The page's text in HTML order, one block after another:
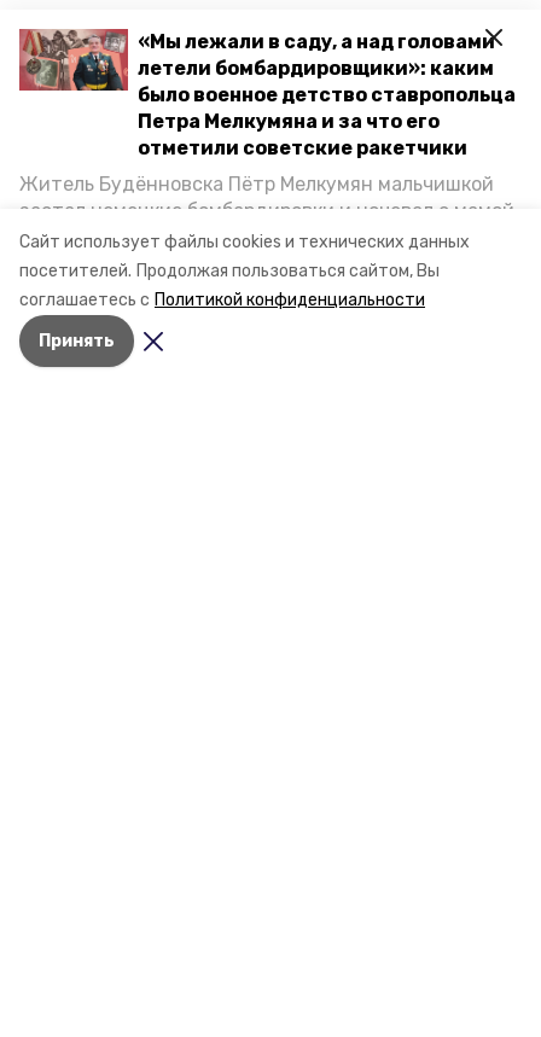
Сайт использует файлы cookies и технических данных
посетителей. Продолжая пользоваться сайтом, Вы
соглашаетесь с Политикой конфиденциальности
Принять
«Мы лежали в саду, а над головами
летели бомбардировщики»: каким
было военное детство ставропольца
Петра Мелкумяна и за что его
отметили советские ракетчики
Житель Будённовска Пётр Мелкумян мальчишкой
застал немецкие бомбардировки и ночевал с мамой
под открытым небом, когда гитлеровцы заняли их
дом. Чем запомнились эти дни, как выживали после
и чем Пётр помог ракетным войскам — в новом
материале спецпроекта «Победы26» «Дети
Великой Отечественной».